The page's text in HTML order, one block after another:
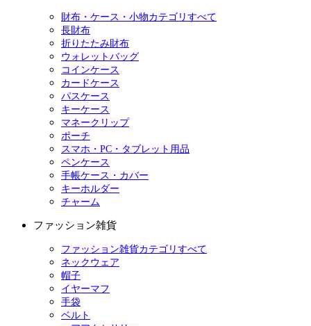
財布・ケース・小物カテゴリすべて
長財布
折りたたみ財布
ウォレットバッグ
コインケース
カードケース
パスケース
キーケース
マネークリップ
ポーチ
スマホ・PC・タブレット用品
ペンケース
手帳ケース・カバー
キーホルダー
チャーム
ファッション雑貨
ファッション雑貨カテゴリすべて
ネックウェア
帽子
イヤーマフ
手袋
ベルト